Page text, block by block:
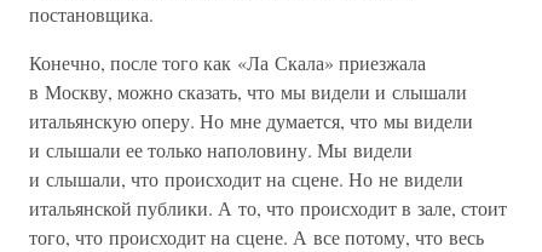
постановщика.
Конечно, после того как «Ла Скала» приезжала
в Москву, можно сказать, что мы видели и слышали
итальянскую оперу. Но мне думается, что мы видели
и слышали ее только наполовину. Мы видели
и слышали, что происходит на сцене. Но не видели
итальянской публики. А то, что происходит в зале, стоит
того, что происходит на сцене. А все потому, что весь